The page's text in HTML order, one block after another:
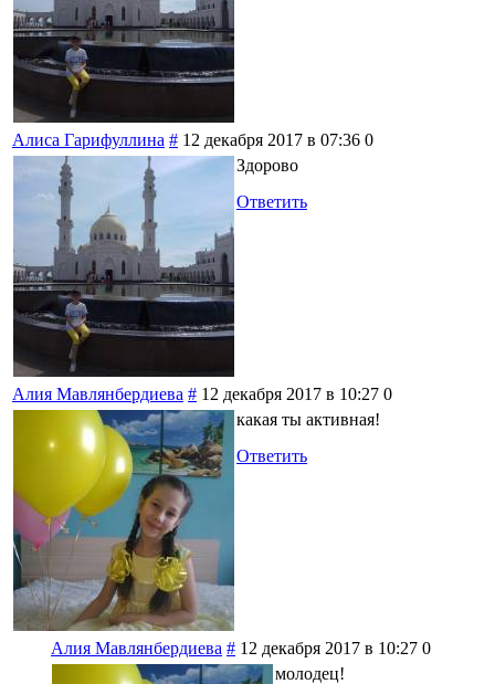
Алиса Гарифуллина # 12 декабря 2017 в 07:36 0
Здорово
Ответить
Алия Мавлянбердиева # 12 декабря 2017 в 10:27 0
какая ты активная!
Ответить
Алия Мавлянбердиева # 12 декабря 2017 в 10:27 0
молодец!